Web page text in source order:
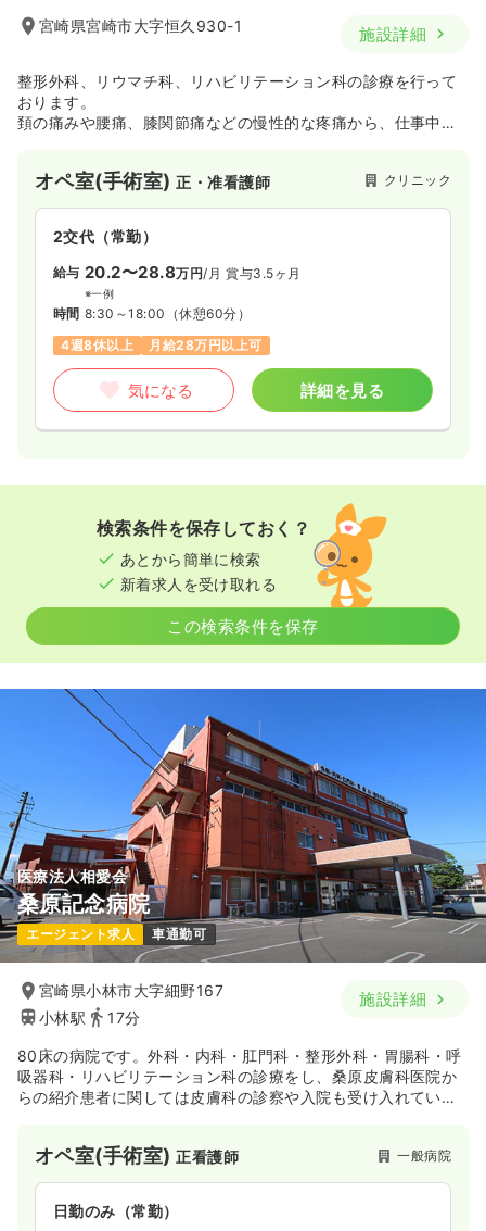
宮崎県宮崎市大字恒久930-1 施設詳細
整形外科、リウマチ科、リハビリテーション科の診療を行って
おります。
頚の痛みや腰痛、膝関節痛などの慢性的な疼痛から、仕事中の
です。
オペ室(手術室)正・准看護師 クリニック
2交代（常勤）
給与 20.2〜28.8万円/月 賞与3.5ヶ月
※一例
時間 8:30～18:00 （休憩60分）
4週8休以上
月給28万円以上可
気になる 詳細を見る
検索条件を保存しておく？
あとから簡単に検索
新着求人を受け取れる
この検索条件を保存
医療法人相愛会
桑原記念病院
エージェント求人 車通勤可
宮崎県小林市大字細野167
小林駅
17分
施設詳細
80床の病院です。外科・内科・肛門科・整形外科・胃腸科・呼
吸器科・リハビリテーション科の診療をし、桑原皮膚科医院か
らの紹介患者に関しては皮膚科の診察や入院も受け入れていま
して連携することで、地域に根ざした医療機関を目指していま
す。
オペ室(手術室)正看護師 一般病院
日勤のみ（常勤）